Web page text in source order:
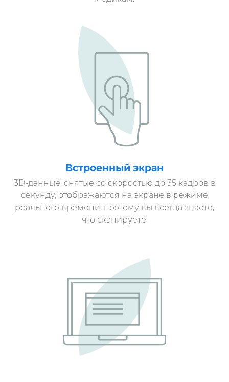
Встроенный экран
3D-данные, снятые со скоростью до 35 кадров в
секунду, отображаются на экране в режиме
реального времени, поэтому вы всегда знаете,
что сканируете.